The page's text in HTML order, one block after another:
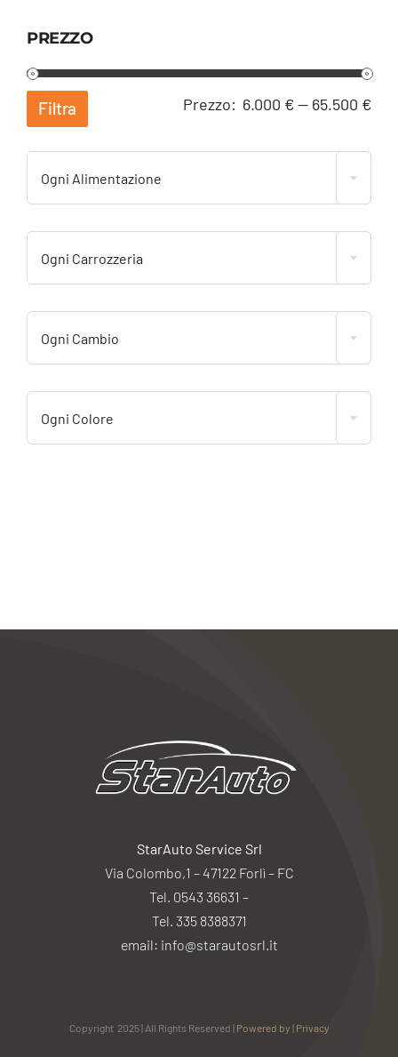
PREZZO
Filtra Prezzo: 6.000 €— 65.500 €
Ogni Alimentazione
Ogni Carrozzeria
Ogni Cambio
Ogni Colore
StarAuto Service Srl
Via Colombo,1 – 47122 Forlì – FC
Tel. 0543 36631 –
Tel. 335 8388371
email: info@starautosrl.it
Copyright 2025 | All Rights Reserved | Powered by | Privacy